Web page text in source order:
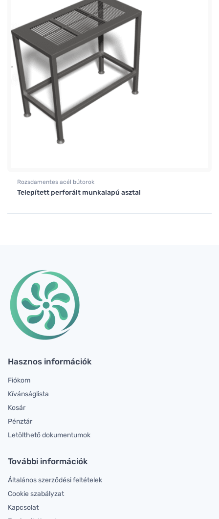
Rozsdamentes acél bútorok
Telepített perforált munkalapú asztal
Hasznos információk
Fiókom
Kívánságlista
Kosár
Pénztár
Letölthető dokumentumok
További információk
Általános szerződési feltételek
Cookie szabályzat
Kapcsolat